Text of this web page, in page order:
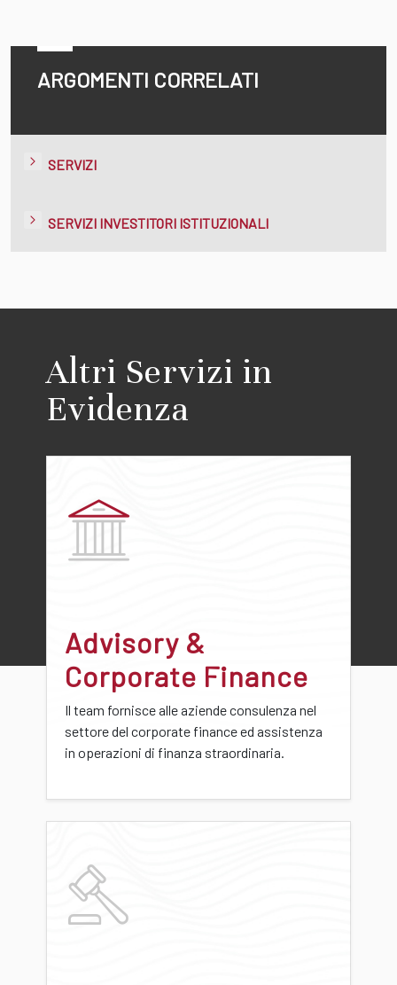
ARGOMENTI CORRELATI
SERVIZI
SERVIZI INVESTITORI ISTITUZIONALI
Altri Servizi in
Evidenza
Advisory &
Corporate Finance
Il team fornisce alle aziende consulenza nel
settore del corporate finance ed assistenza
in operazioni di finanza straordinaria.